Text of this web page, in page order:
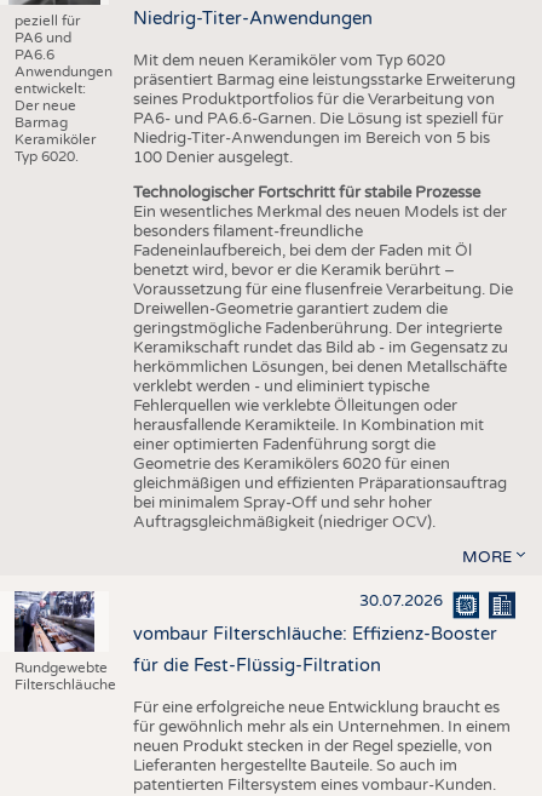
peziell für
PA6 und
PA6.6
Anwendungen
entwickelt:
Der neue
Barmag
Keramiköler
Typ 6020.
Niedrig-Titer-Anwendungen
Mit dem neuen Keramiköler vom Typ 6020
präsentiert Barmag eine leistungsstarke Erweiterung
seines Produktportfolios für die Verarbeitung von
PA6- und PA6.6-Garnen. Die Lösung ist speziell für
Niedrig-Titer-Anwendungen im Bereich von 5 bis
100 Denier ausgelegt.
Technologischer Fortschritt für stabile Prozesse
Ein wesentliches Merkmal des neuen Models ist der
besonders filament-freundliche
Fadeneinlaufbereich, bei dem der Faden mit Öl
benetzt wird, bevor er die Keramik berührt –
Voraussetzung für eine flusenfreie Verarbeitung. Die
Dreiwellen-Geometrie garantiert zudem die
geringstmögliche Fadenberührung. Der integrierte
Keramikschaft rundet das Bild ab - im Gegensatz zu
herkömmlichen Lösungen, bei denen Metallschäfte
verklebt werden - und eliminiert typische
Fehlerquellen wie verklebte Ölleitungen oder
herausfallende Keramikteile. In Kombination mit
einer optimierten Fadenführung sorgt die
Geometrie des Keramikölers 6020 für einen
gleichmäßigen und effizienten Präparationsauftrag
bei minimalem Spray-Off und sehr hoher
Auftragsgleichmäßigkeit (niedriger OCV).
MORE
Rundgewebte
Filterschläuche
30.07.2026
vombaur Filterschläuche: Effizienz-Booster
für die Fest-Flüssig-Filtration
Für eine erfolgreiche neue Entwicklung braucht es
für gewöhnlich mehr als ein Unternehmen. In einem
neuen Produkt stecken in der Regel spezielle, von
Lieferanten hergestellte Bauteile. So auch im
patentierten Filtersystem eines vombaur-Kunden.